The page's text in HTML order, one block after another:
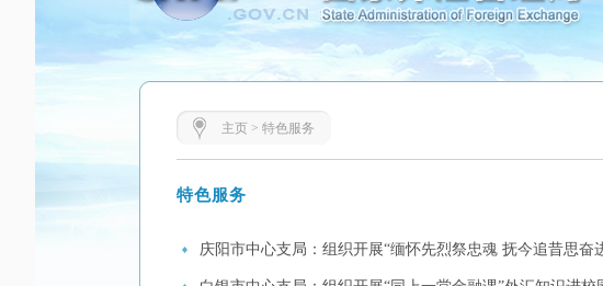
主页> 特色服务
特色服务
庆阳市中心支局：组织开展“缅怀先烈祭忠魂 抚今追昔思奋